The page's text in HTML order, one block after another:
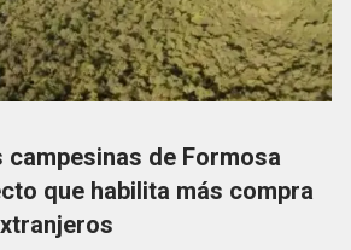
campesinas de Formosa
que habilita más compra